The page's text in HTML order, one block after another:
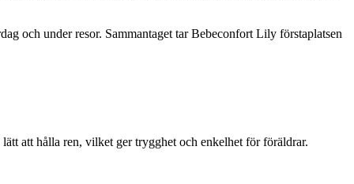
och under resor. Sammantaget tar Bebeconfort Lily förstaplatsen
att hålla ren, vilket ger trygghet och enkelhet för föräldrar.